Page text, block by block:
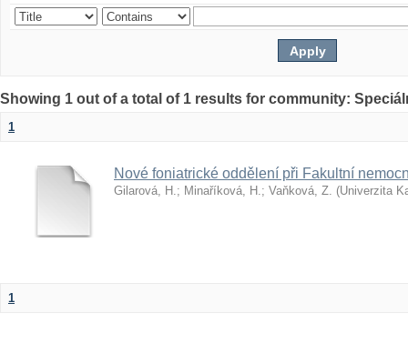
Showing 1 out of a total of 1 results for community:
1
Nové foniatrické oddělení při Fakultní
Gilarová, H.; Minaříková, H.; Vaňková, Z. (Univerzita
1